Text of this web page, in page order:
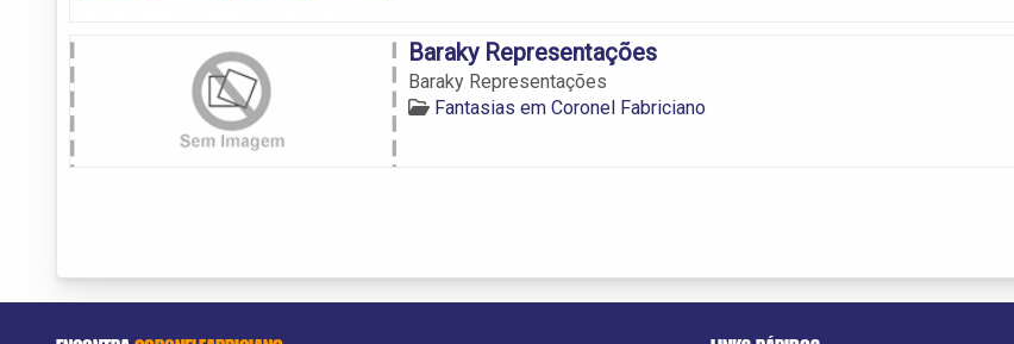
Baraky Representações
Baraky Representações
Fantasias em Coronel Fabriciano